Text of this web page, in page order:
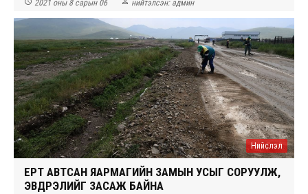
2021 оны 8 сарын 06 нийтэлсэн: админ
Нийслэл
ҮЕРТ АВТСАН ЯАРМАГИЙН ЗАМЫН УСЫГ СОРУУЛЖ,
ЭВДРЭЛИЙГ ЗАСАЖ БАЙНА